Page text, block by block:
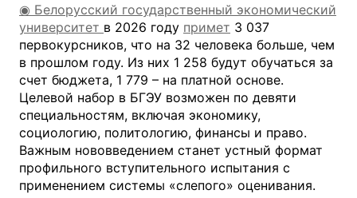
◉ Белорусский государственный экономический
университет в 2026 году примет 3 037
первокурсников, что на 32 человека больше, чем
в прошлом году. Из них 1 258 будут обучаться за
счет бюджета, 1 779 – на платной основе.
Целевой набор в БГЭУ возможен по девяти
специальностям, включая экономику,
социологию, политологию, финансы и право.
Важным нововведением станет устный формат
профильного вступительного испытания с
применением системы «слепого» оценивания.